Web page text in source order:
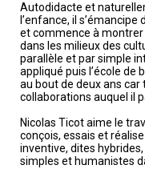
Autodidacte et
l’enfance, il
et commence à
dans les milieux des
parallèle et par simple
appliqué puis l’école de
au bout de deux ans
collaborations auquel il
Nicolas Ticot aime le
conçois, essais et
inventive, dites
simples et humanistes